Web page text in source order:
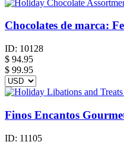
Chocolates de marca:
ID: 10128
$ 94.95
$ 99.95
Finos Encantos
ID: 11105